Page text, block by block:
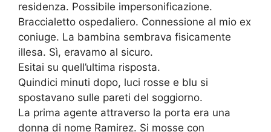
residenza. Possibile impersonificazione.
Braccialetto ospedaliero. Connessione al mio ex
coniuge. La bambina sembrava fisicamente
illesa. Sì, eravamo al sicuro.
Esitai su quell’ultima risposta.
Quindici minuti dopo, luci rosse e blu si
spostavano sulle pareti del soggiorno.
La prima agente attraverso la porta era una
donna di nome Ramirez. Si mosse con